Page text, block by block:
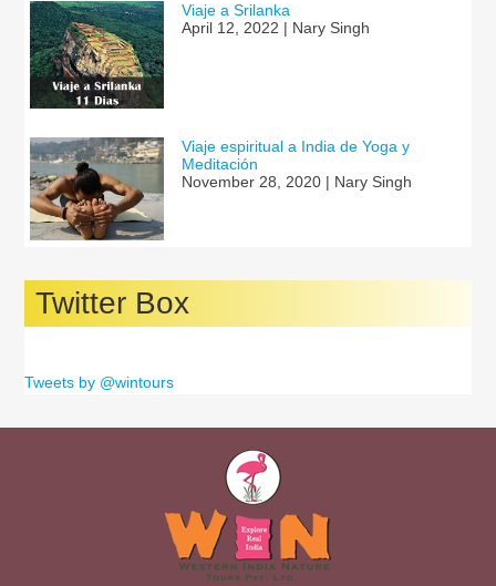
Viaje a Srilanka
April 12, 2022 | Nary Singh
Viaje espiritual a India de Yoga y
Meditación
November 28, 2020 | Nary Singh
Twitter Box
Tweets by @wintours